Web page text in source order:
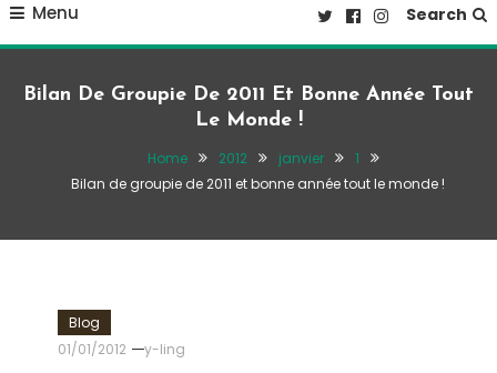
Menu Search
Bilan De Groupie De 2011 Et Bonne Année Tout
Le Monde !
Home 2012 janvier
1
Bilan de groupie de 2011 et bonne année tout le monde !
Blog
01/01/2012
y-ling